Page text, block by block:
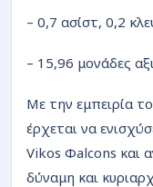
– 0,7 ασίστ, 0,2
– 15,96 μονάδες
Με την εμπειρία
έρχεται να
Vikos Φalcons και
δύναμη και